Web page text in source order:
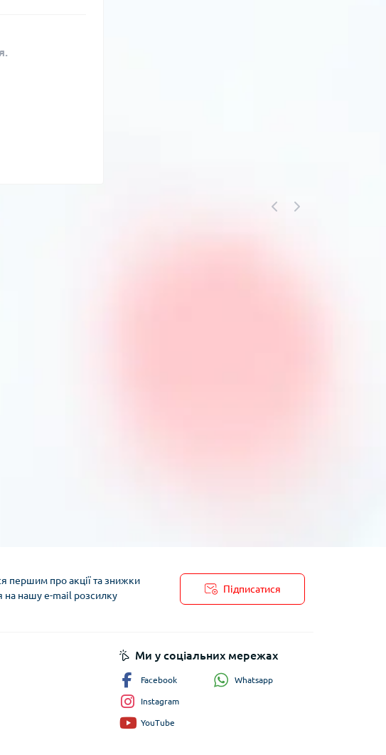
першим про акції та знижки
на нашу e-mail розсилку
Підписатися
Ми у соціальних мережах
Facebook
Instagram
YouTube
Whatsapp